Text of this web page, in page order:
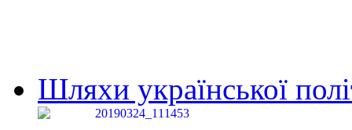
Шляхи української